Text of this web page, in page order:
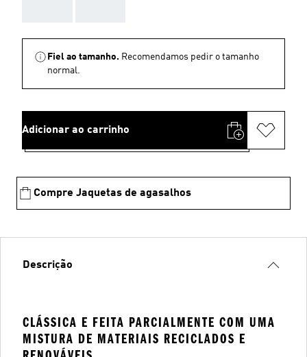
Fiel ao tamanho. Recomendamos pedir o tamanho
normal.
Adicionar ao carrinho
Compre Jaquetas de agasalhos
Descrição
CLÁSSICA E FEITA PARCIALMENTE COM UMA
MISTURA DE MATERIAIS RECICLADOS E